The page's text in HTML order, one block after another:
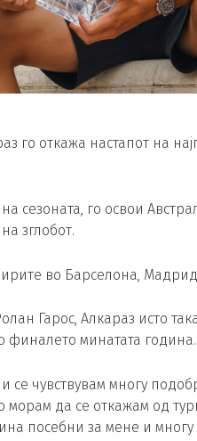
го откажа настапот на
сезоната, го освои
зглобот.
во Барселона,
Гарос, Алкараз исто
финалето минатата година.
чувствувам многу
морам да се откажам од
посебни за мене и